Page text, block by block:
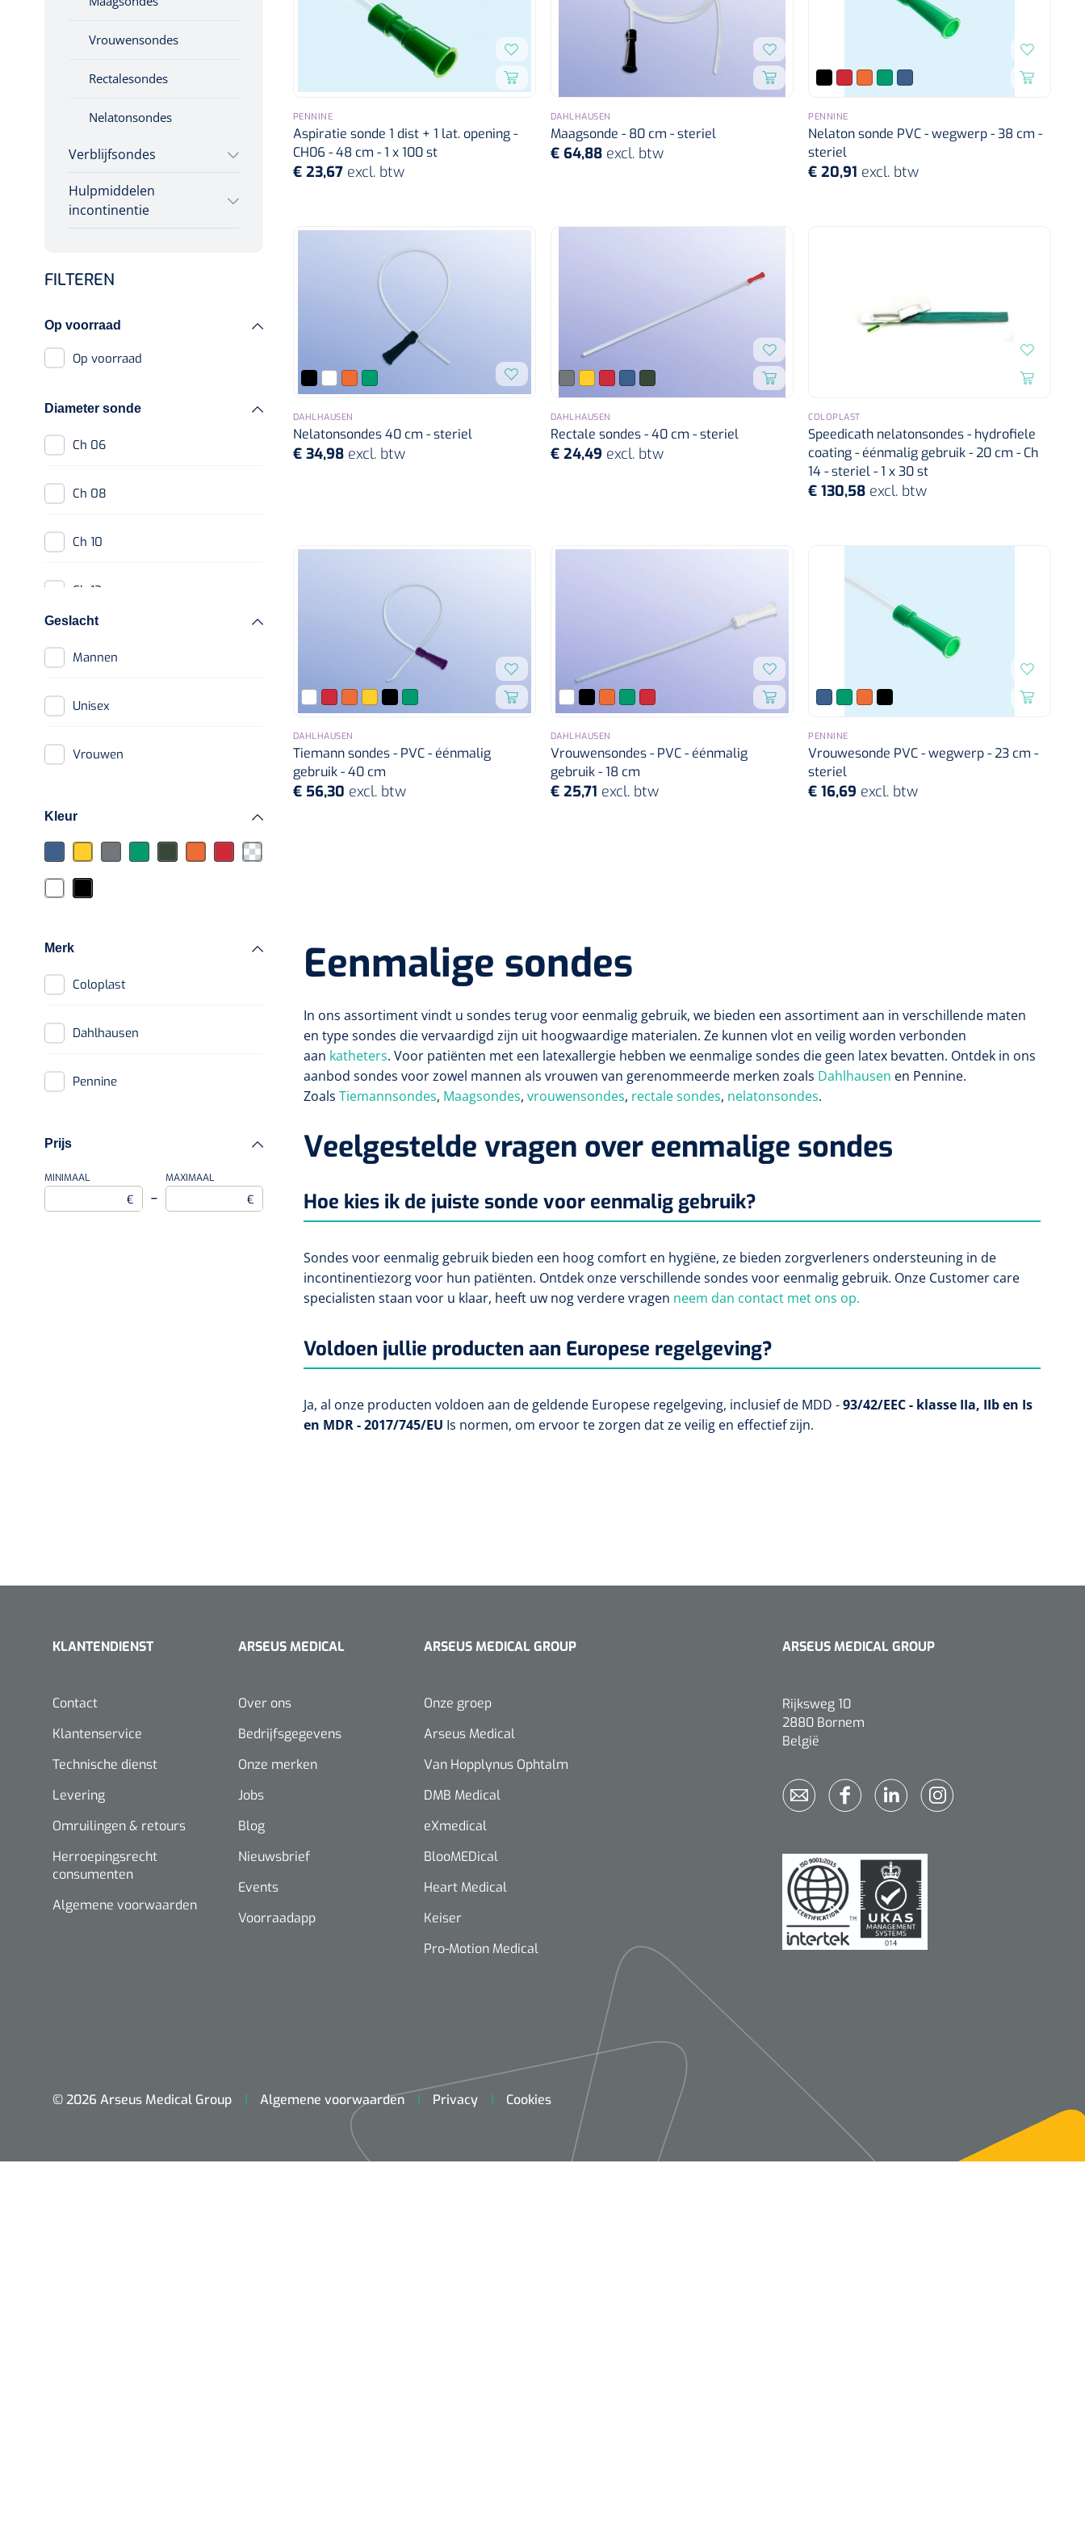
Incontinentiezorg
Injectiemateriaal
Monitoring
Wondzorg
Vrouwensondes
Rectalesondes
Nelatonsondes
Verblijfsondes
Siliconensondes
Toebehoren
Hydrogel gecoate
sondes
Hulpmiddelen
incontinentie
Incontinentiebroekjes
Matrasbeschermers
Urinezakken &
Spoelingen
Bedpannen &
FILTEREN
Op voorraad
Op voorraad
Diameter sonde
Ch 06
Ch 08
Ch 10
Ch 12
Ch 24
Ch 28
Ch 30
Geslacht
Mannen
Unisex
Vrouwen
Kleur
Merk
Coloplast
Dahlhausen
Pennine
Prijs
MINIMAAL
€ –
MAXIMAAL
€
PENNINE
Aspiratie sonde 1 dist + 1 lat. opening -
CH06 - 48 cm - 1 x 100 st
€ 23,67 excl. btw
DAHLHAUSEN
Maagsonde - 80 cm - steriel
€ 64,88 excl. btw
PENNINE
Nelaton sonde PVC - wegwerp - 38 cm -
steriel
€ 20,91 excl. btw
DAHLHAUSEN
Nelatonsondes 40 cm - steriel
€ 34,98 excl. btw
DAHLHAUSEN
Rectale sondes - 40 cm - steriel
€ 24,49 excl. btw
COLOPLAST
Speedicath nelatonsondes - hydrofiele
coating - éénmalig gebruik - 20 cm - Ch
14 - steriel - 1 x 30 st
€ 130,58 excl. btw
DAHLHAUSEN
Tiemann sondes - PVC - éénmalig
gebruik - 40 cm
€ 56,30 excl. btw
DAHLHAUSEN
Vrouwensondes - PVC - éénmalig
gebruik - 18 cm
€ 25,71 excl. btw
PENNINE
Vrouwesonde PVC - wegwerp - 23 cm -
steriel
€ 16,69 excl. btw
Eenmalige sondes
In ons assortiment vindt u sondes terug voor eenmalig gebruik, we bieden een assortiment aan in verschillende maten
en type sondes die vervaardigd zijn uit hoogwaardige materialen. Ze kunnen vlot en veilig worden verbonden
aan katheters. Voor patiënten met een latexallergie hebben we eenmalige sondes die geen latex bevatten. Ontdek in ons
aanbod sondes voor zowel mannen als vrouwen van gerenommeerde merken zoals Dahlhausen en Pennine.
Zoals Tiemannsondes, Maagsondes, vrouwensondes, rectale sondes, nelatonsondes.
Veelgestelde vragen over eenmalige sondes
Hoe kies ik de juiste sonde voor eenmalig gebruik?
Sondes voor eenmalig gebruik bieden een hoog comfort en hygiëne, ze bieden zorgverleners ondersteuning in de
incontinentiezorg voor hun patiënten. Ontdek onze verschillende sondes voor eenmalig gebruik. Onze Customer care
specialisten staan voor u klaar, heeft uw nog verdere vragen neem dan contact met ons op.
Voldoen jullie producten aan Europese regelgeving?
Ja, al onze producten voldoen aan de geldende Europese regelgeving, inclusief de MDD -93/42/EEC - klasse IIa, IIb en Is
en MDR - 2017/745/EU Is normen, om ervoor te zorgen dat ze veilig en effectief zijn.
KLANTENDIENST
Contact
Klantenservice
Technische dienst
Levering
Omruilingen & retours
Herroepingsrecht
consumenten
Algemene voorwaarden
ARSEUS MEDICAL
Over ons
Bedrijfsgegevens
Onze merken
Jobs
Blog
Nieuwsbrief
Events
Voorraadapp
ARSEUS MEDICAL GROUP
Onze groep
Arseus Medical
Van Hopplynus Ophtalm
DMB Medical
eXmedical
BlooMEDical
Heart Medical
Keiser
Pro-Motion Medical
ARSEUS MEDICAL GROUP
Rijksweg 10
2880 Bornem
België
© 2026 Arseus Medical Group Algemene voorwaarden Privacy Cookies